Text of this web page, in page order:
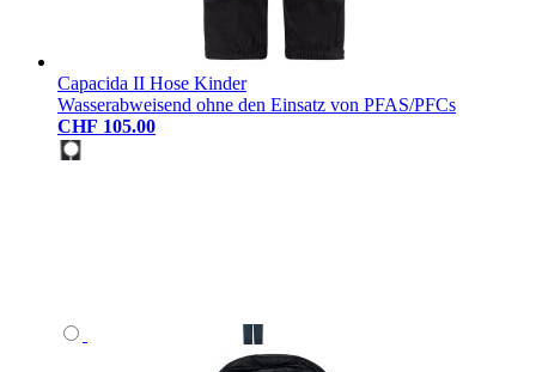
Capacida II Hose Kinder
Wasserabweisend ohne den Einsatz von PFAS/PFCs
CHF 105.00